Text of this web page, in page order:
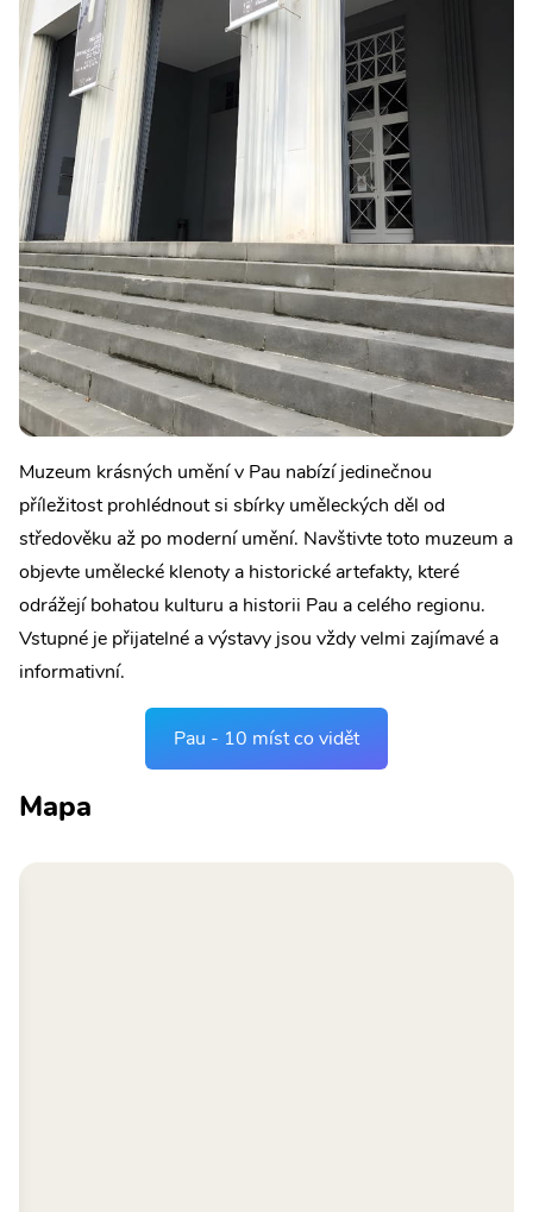
Muzeum krásných umění v Pau nabízí jedinečnou
příležitost prohlédnout si sbírky uměleckých děl od
středověku až po moderní umění. Navštivte toto muzeum a
objevte umělecké klenoty a historické artefakty, které
odrážejí bohatou kulturu a historii Pau a celého regionu.
Vstupné je přijatelné a výstavy jsou vždy velmi zajímavé a
informativní.
Pau - 10 míst co vidět
Mapa